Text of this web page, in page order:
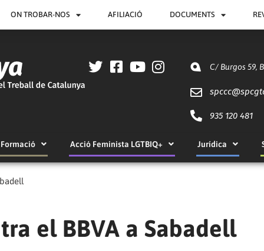
ON TROBAR-NOS AFILIACIÓ DOCUMENTS
C/ Burgos 59,
spccc@
935 120 481
Formació Acció Feminista LGTBIQ+ Jurídica
el BBVA a Sabadell